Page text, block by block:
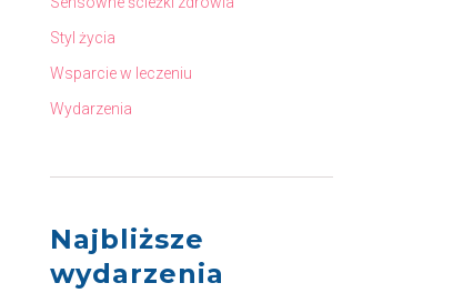
Styl życia
Wsparcie w leczeniu
Wydarzenia
Najbliższe
wydarzenia